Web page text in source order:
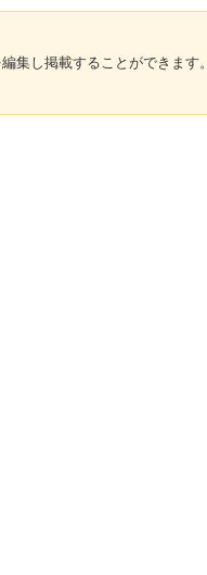
集し掲載することができます。